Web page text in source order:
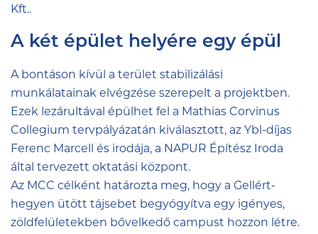
Kft..
A két épület helyére egy épül
A bontáson kívül a terület stabilizálási
munkálatainak elvégzése szerepelt a projektben.
Ezek lezárultával épülhet fel a Mathias Corvinus
Collegium tervpályázatán kiválasztott, az Ybl-díjas
Ferenc Marcell és irodája, a NAPUR Építész Iroda
által tervezett oktatási központ.
Az MCC célként határozta meg, hogy a Gellért-
hegyen ütött tájsebet begyógyítva egy igényes,
zöldfelületekben bővelkedő campust hozzon létre.